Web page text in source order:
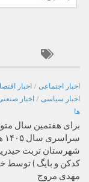
برای:
اخبار اجتماعی / اخبار
اخبار سیاسی / اخبار
ها
برای هفتمین سال
شهرستان تربت
کدکن و بایگ ) توسط
مهدی مروج